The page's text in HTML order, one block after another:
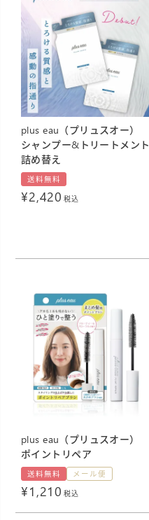
plus eau（プリュスオー）
シャンプー&トリートメント
詰め替え
送料無料
¥2,420 税込
plus eau（プリュスオー）
ポイントリペア
送料無料 メール便
¥1,210 税込